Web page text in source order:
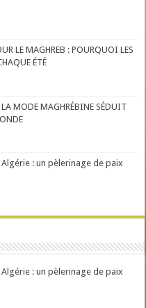
LE MAGHREB : POURQUOI LES
ÉTÉ
LA MODE MAGHRÉBINE SÉDUIT
Algérie : un pèlerinage de paix
Algérie : un pèlerinage de paix